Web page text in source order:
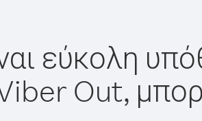
εύκολη
Out,